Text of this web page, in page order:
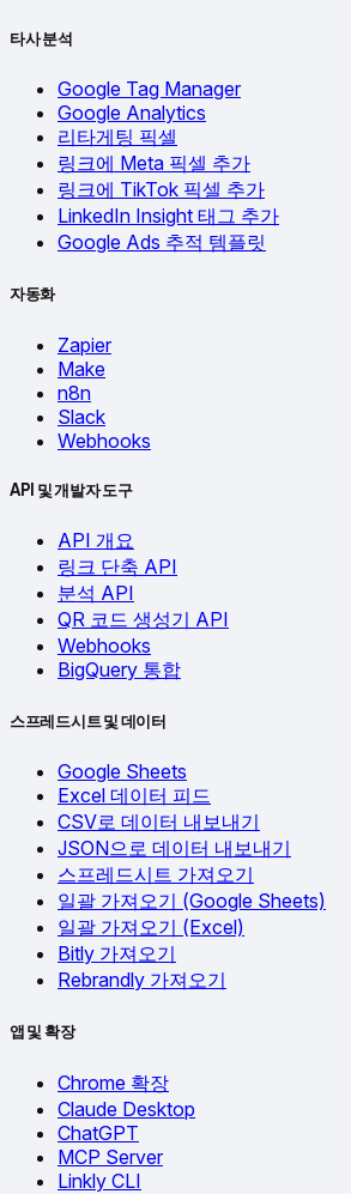
타사 분석
Google Tag Manager
Google Analytics
리타게팅 픽셀
링크에 Meta 픽셀 추가
링크에 TikTok 픽셀 추가
LinkedIn Insight 태그 추가
Google Ads 추적 템플릿
자동화
Zapier
Make
n8n
Slack
Webhooks
API 및 개발자 도구
API 개요
링크 단축 API
분석 API
QR 코드 생성기 API
Webhooks
BigQuery 통합
스프레드시트 및 데이터
Google Sheets
Excel 데이터 피드
CSV로 데이터 내보내기
JSON으로 데이터 내보내기
스프레드시트 가져오기
일괄 가져오기 (Google Sheets)
일괄 가져오기 (Excel)
Bitly 가져오기
Rebrandly 가져오기
앱 및 확장
Chrome 확장
Claude Desktop
ChatGPT
MCP Server
Linkly CLI